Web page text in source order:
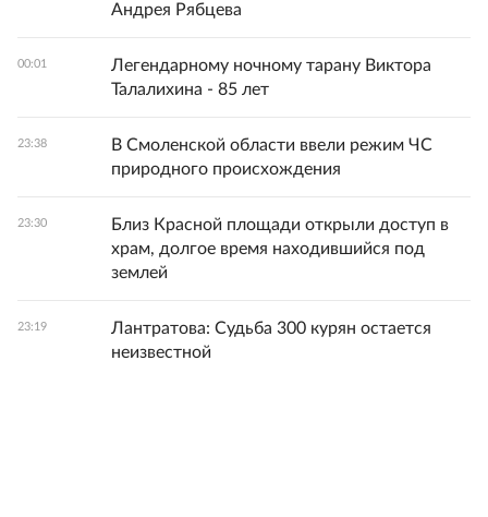
Андрея Рябцева
00:01
Легендарному ночному тарану Виктора
Талалихина - 85 лет
23:38
В Смоленской области ввели режим ЧС
природного происхождения
23:30
Близ Красной площади открыли доступ в
храм, долгое время находившийся под
землей
23:19
Лантратова: Судьба 300 курян остается
неизвестной